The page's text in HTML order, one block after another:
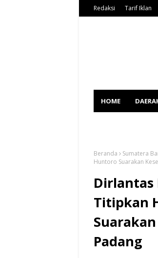
Redaksi Tarif Iklan
HOME
Beranda Sumatera
Huntoro Suarakan
Dirlantas
Titipkan
Padang